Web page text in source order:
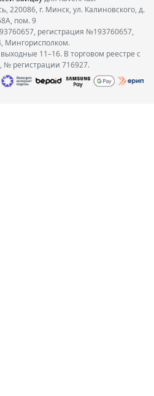
220086, г. Минск, ул. Калиновского, д.
пом. 9
регистрация №193760657,
Мингорисполком.
11–16. В торговом реестре с
№ регистрации 716927.